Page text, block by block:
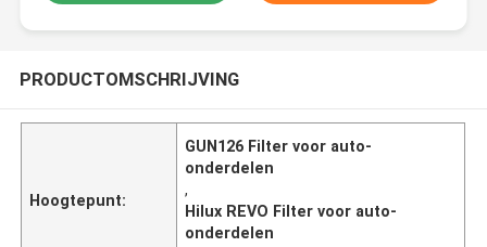
PRODUCTOMSCHRIJVING
Hoogtepunt:
GUN126 Filter voor auto-
onderdelen
,
Hilux REVO Filter voor auto-
onderdelen